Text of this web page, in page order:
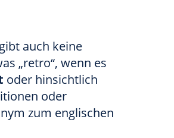
auch keine
„retro“, wenn es
oder hinsichtlich
oder
zum englischen